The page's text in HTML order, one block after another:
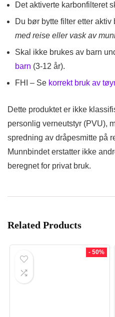
Det aktiverte karbonfilteret
Du bør bytte filter etter aktiv
med reise eller vask av
Skal ikke brukes av barn
barn (3-12 år).
FHI – Se korrekt bruk av
Dette produktet er ikke
personlig verneutstyr (PVU),
spredning av dråpesmitte på
Munnbindet erstatter ikke
beregnet for privat bruk.
Related Products
- 50%